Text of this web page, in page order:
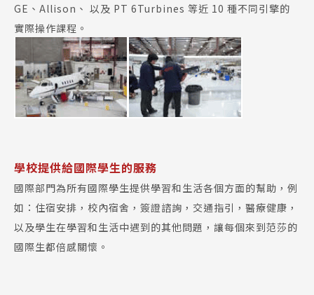
GE、Allison、 以及 PT 6Turbines 等近 10 種不同引擎的
實際操作課程。
學校提供給國際學生的服務
國際部門為所有國際學生提供學習和生活各個方面的幫助，例
如：住宿安排，校內宿舍，簽證諮詢，交通指引，醫療健康，
以及學生在學習和生活中遇到的其他問題，讓每個來到范莎的
國際生都倍感關懷。